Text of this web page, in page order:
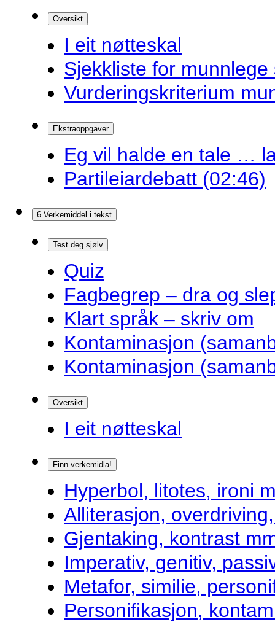
Oversikt
I eit nøtteskal
Sjekkliste for munnlege
Vurderingskriterium
Ekstraoppgåver
Eg vil halde en tale …
Partileiardebatt (02:46)
6 Verkemiddel i tekst
Test deg sjølv
Quiz
Fagbegrep – dra og
Klart språk – skriv om
Kontaminasjon
Kontaminasjon
Oversikt
I eit nøtteskal
Finn verkemidla!
Hyperbol, litotes, ironi
Alliterasjon,
Gjentaking, kontrast
Imperativ, genitiv,
Metafor, similie,
Personifikasjon,